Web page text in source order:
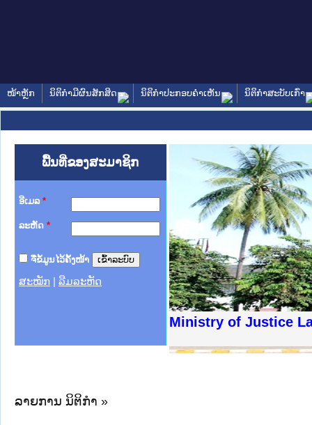
ໜ້າຫຼັກ ນິຕິກໍາມີຜົນສັກສິດ ນິຕິກໍາປະກອບຄໍາເຫັນ ນິຕິກໍາສະບັບເກົ່າ
ພື້ນທີ່ຂອງສະມາຊິກ
ອີເມລ *
ລະຫັດ *
ຈື່ຂໍ້ມູນໄວ້ຄັ້ງໜ້າ
ສະໝັກ ລືມລະຫັດ
Ministry of Justice
າຊົນ ພາກເໜືອ
ການ
ກາງ
ໃຕ້
ຕຳຫຼວດປະຊາຊົນ
ສັນຕິບານປະຊາຊົນ
ກເໜືອ
າຊົນ ພາກກາງ
ລາຍການ ນິຕິກໍາ »